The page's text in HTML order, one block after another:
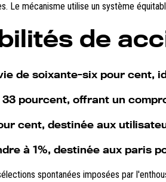
Le mécanisme utilise un système
de
de soixante-six pour cent,
33 pourcent, offrant un
cent, destinée aux
à 1%, destinée aux paris
spontanées imposées par